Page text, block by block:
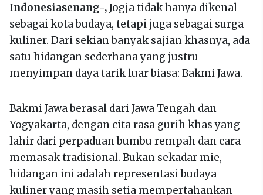
Indonesiasenang-,Jogja tidak hanya dikenal
sebagai kota budaya, tetapi juga sebagai surga
kuliner. Dari sekian banyak sajian khasnya, ada
satu hidangan sederhana yang justru
menyimpan daya tarik luar biasa: Bakmi Jawa.
Bakmi Jawa berasal dari Jawa Tengah dan
Yogyakarta, dengan cita rasa gurih khas yang
lahir dari perpaduan bumbu rempah dan cara
memasak tradisional. Bukan sekadar mie,
hidangan ini adalah representasi budaya
kuliner yang masih setia mempertahankan